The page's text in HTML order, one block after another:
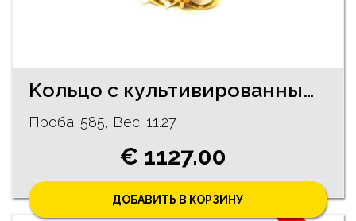
Kольцо с культивированным жемчугом 2350-5261
Проба: 585, Bес: 11.27
€ 1127.00
ДОБАВИТЬ В КОРЗИНУ